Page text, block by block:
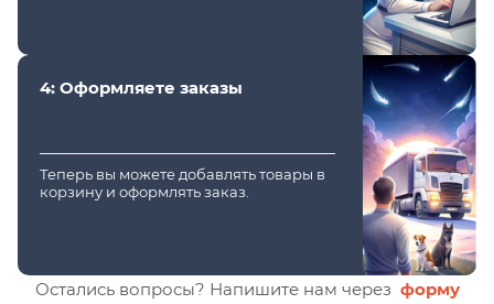
4: Оформляете заказы
Теперь вы можете добавлять товары в
корзину и оформлять заказ.
Остались вопросы? Напишите нам через форму